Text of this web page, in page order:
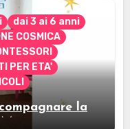
dai 3 ai 6 anni
COSMICA
PER ETA'
la